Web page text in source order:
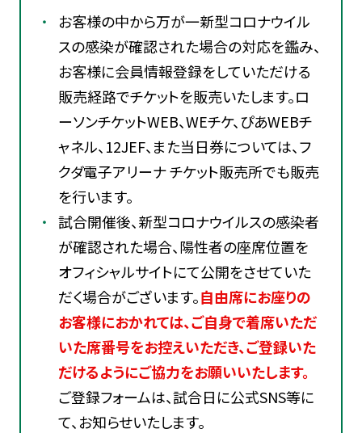
お客様の中から万が一新型コロナウイル
スの感染が確認された場合の対応を鑑み、
お客様に会員情報登録をしていただける
販売経路でチケットを販売いたします。ロ
ーソンチケットWEB、WEチケ、ぴあWEBチ
ャネル、12JEF、また当日券については、フ
クダ電子アリーナ チケット販売所でも販売
を行います。
試合開催後、新型コロナウイルスの感染者
が確認された場合、陽性者の座席位置を
オフィシャルサイトにて公開をさせていた
だく場合がございます。自由席にお座りの
お客様におかれては、ご自身で着席いただ
いた席番号をお控えいただき、ご登録いた
だけるようにご協力をお願いいたします。
ご登録フォームは、試合日に公式SNS等に
て、お知らせいたします。